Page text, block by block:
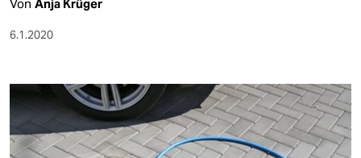
Von Anja Krüger
6.1.2020